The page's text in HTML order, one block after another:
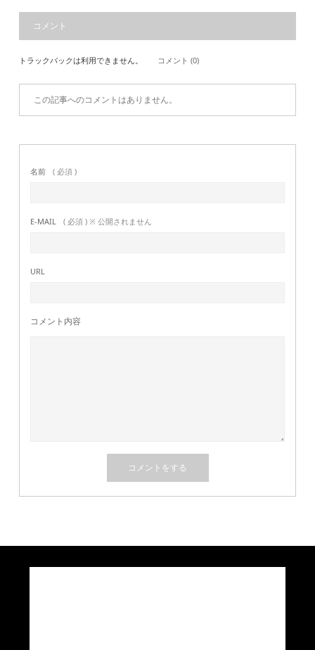
コメント
トラックバックは利用できません。 コメント (0)
この記事へのコメントはありません。
名前 ( 必須 )
E-MAIL ( 必須 ) ※ 公開されません
URL
コメント内容